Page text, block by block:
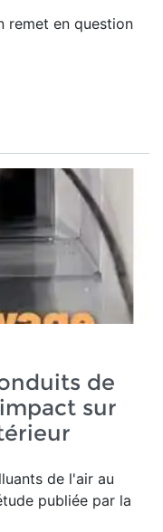
remet en question
de
sur
de l'air au
publiée par la